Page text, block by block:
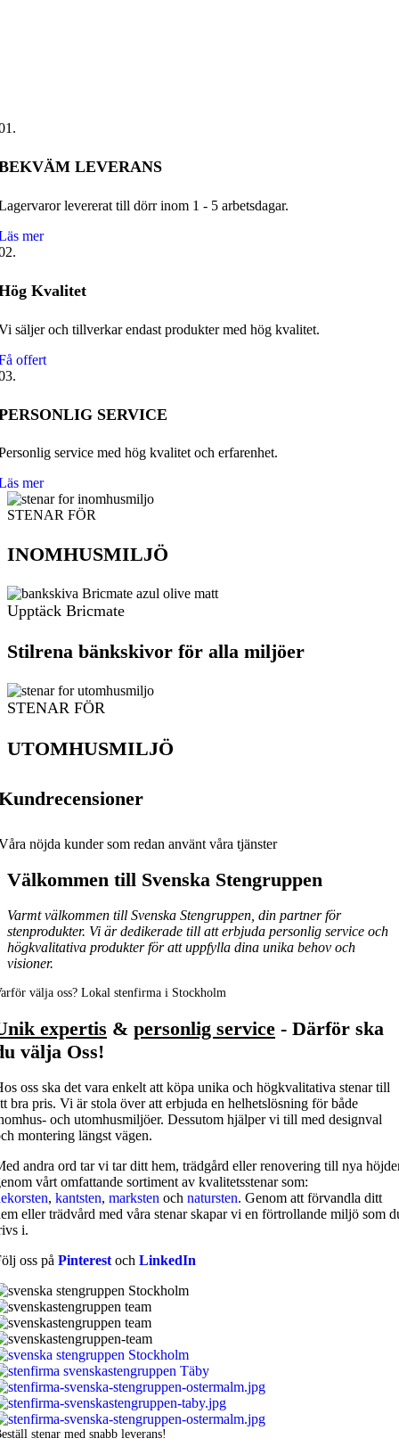
LEVERANS
levererat till dörr inom 1 - 5 arbetsdagar.
mer
Kvalitet
säljer och tillverkar endast produkter med hög kvalitet.
offert
SERVICE
service med hög kvalitet och erfarenhet.
mer
STENAR FÖR
INOMHUSMILJÖ
Upptäck Bricmate
Stilrena bänkskivor för alla miljöer
STENAR FÖR
UTOMHUSMILJÖ
nöjda kunder som redan använt våra tjänster
Välkommen till Svenska Stengruppen
Varmt välkommen till Svenska Stengruppen, din partner för
stenprodukter. Vi är dedikerade till att erbjuda personlig service och
högkvalitativa produkter för att uppfylla dina unika behov och
visioner.
välja oss? Lokal stenfirma i Stockholm
expertis & personlig service - Därför ska
välja Oss!
oss ska det vara enkelt att köpa unika och högkvalitativa stenar till
bra pris. Vi är stola över att erbjuda en helhetslösning för både
och utomhusmiljöer. Dessutom hjälper vi till med designval
montering längst vägen.
andra ord tar vi tar ditt hem, trädgård eller renovering till nya
vårt omfattande sortiment av kvalitetsstenar som:
, kantsten, marksten och natursten. Genom att förvandla ditt
eller trädvård med våra stenar skapar vi en förtrollande miljö som
i.
oss på Pinterest och LinkedIn
stenar med snabb leverans!